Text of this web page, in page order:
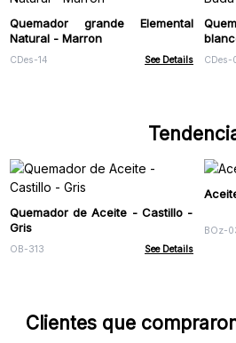
Quemador grande Elemental
Natural - Marron
CDes-14 See Details CDes-
Quemador de Aceite - Castillo -
Gris
OB-313 See Details
BOz-
Clientes que